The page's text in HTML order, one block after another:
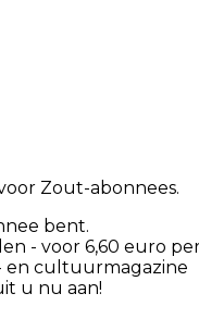
Zout-abonnees.
bent.
- voor 6,60 euro
en cultuurmagazine
u nu aan!